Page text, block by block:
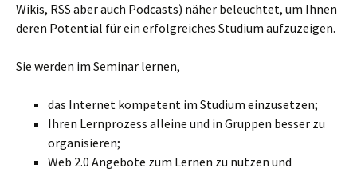
Wikis, RSS aber auch Podcasts) näher beleuchtet, um Ihnen
deren Potential für ein erfolgreiches Studium aufzuzeigen.
Sie werden im Seminar lernen,
das Internet kompetent im Studium einzusetzen;
Ihren Lernprozess alleine und in Gruppen besser zu
organisieren;
Web 2.0 Angebote zum Lernen zu nutzen und